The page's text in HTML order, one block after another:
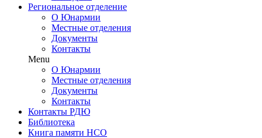
Региональное отделение
О Юнармии
Местные отделения
Документы
Контакты
Menu
О Юнармии
Местные отделения
Документы
Контакты
Контакты РДЮ
Библиотека
Книга памяти НСО